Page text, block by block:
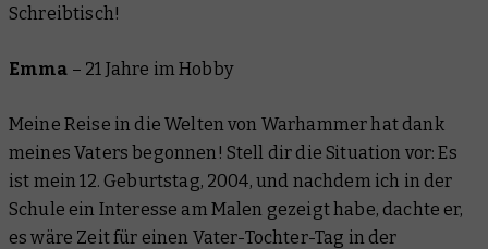
Schreibtisch!
Emma – 21 Jahre im Hobby
Meine Reise in die Welten von Warhammer hat dank
meines Vaters begonnen! Stell dir die Situation vor: Es
ist mein 12. Geburtstag, 2004, und nachdem ich in der
Schule ein Interesse am Malen gezeigt habe, dachte er,
es wäre Zeit für einen Vater-Tochter-Tag in der